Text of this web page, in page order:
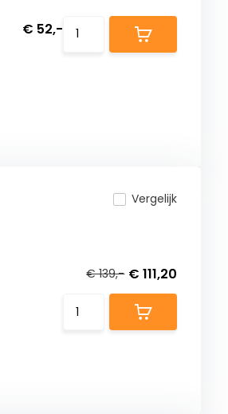
€ 52,-
Vergelijk
€ 139,- € 111,20